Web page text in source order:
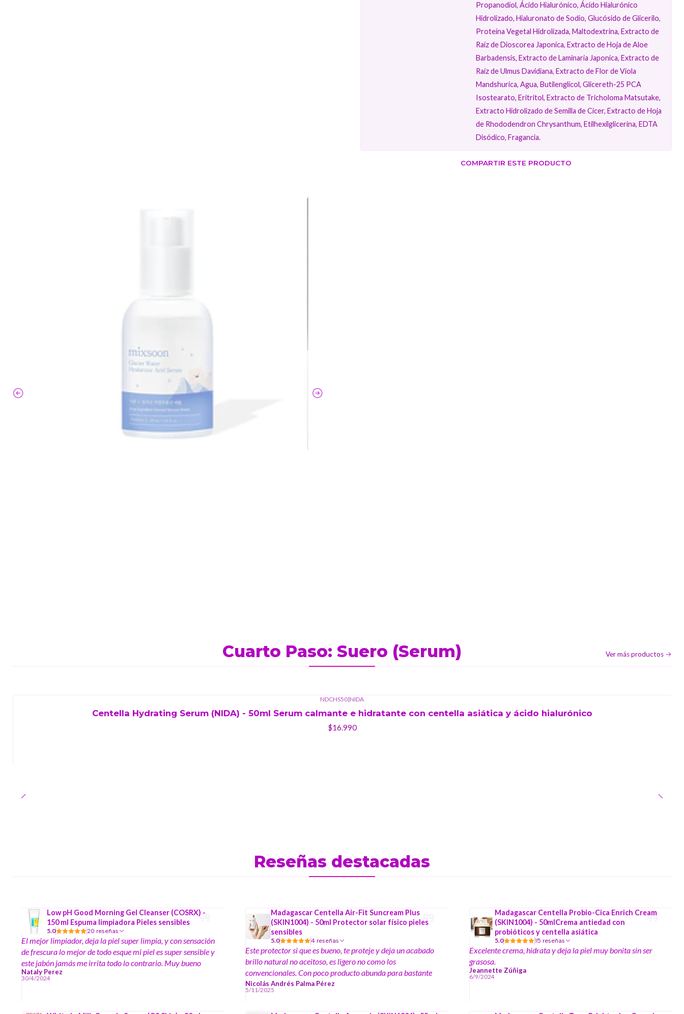
Propanodiol, Ácido Hialurónico, Ácido Hialurónico
Hidrolizado, Hialuronato de Sodio, Glucósido de Glicerilo,
Proteína Vegetal Hidrolizada, Maltodextrina, Extracto de
Raíz de Dioscorea Japonica, Extracto de Hoja de Aloe
Barbadensis, Extracto de Laminaria Japonica, Extracto de
Raíz de Ulmus Davidiana, Extracto de Flor de Viola
Mandshurica, Agua, Butilenglicol, Glicereth-25 PCA
Isostearato, Eritritol, Extracto de Tricholoma Matsutake,
Extracto Hidrolizado de Semilla de Cicer, Extracto de Hoja
de Rhododendron Chrysanthum, Etilhexilglicerina, EDTA
Disódico, Fragancia.
COMPARTIR ESTE PRODUCTO
Cuarto Paso: Suero (Serum) Ver más productos
NDCHS50|NIDA
Centella Hydrating Serum (NIDA) - 50ml Serum calmante e hidratante con centella asiática y ácido hialurónico
$16.990
Reseñas destacadas
Low pH Good Morning Gel Cleanser (COSRX) -
150 ml Espuma limpiadora Pieles sensibles
5.0 20 reseñas
El mejor limpiador, deja la piel super limpia, y con sensación
de frescura lo mejor de todo esque mi piel es super sensible y
este jabón jamás me irrita todo lo contrario. Muy bueno
Nataly Perez
30/4/2024
Madagascar Centella Air-Fit Suncream Plus
(SKIN1004) - 50ml Protector solar físico pieles
sensibles
5.0 4 reseñas
Este protector si que es bueno, te proteje y deja un acabado
brillo natural no aceitoso, es ligero no como los
convencionales. Con poco producto abunda para bastante
área ; El mejor protector que he probado.
Nicolás Andrés Palma Pérez
5/11/2025
Madagascar Centella Probio-Cica Enrich Cream
(SKIN1004) - 50mlCrema antiedad con
probióticos y centella asiática
5.0 15 reseñas
Excelente crema, hidrata y deja la piel muy bonita sin ser
grasosa.
Jeannette Zúñiga
6/9/2024